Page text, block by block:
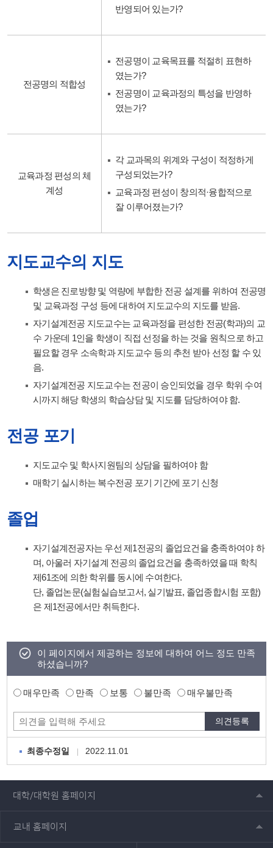
반영되어 있는가?
전공명의 적합성
전공명이 교육목표를 적절히 표현하
였는가?
전공명이 교육과정의 특성을 반영하
였는가?
교육과정 편성의 체
계성
각 교과목의 위계와 구성이 적정하게
구성되었는가?
교육과정 편성이 창의적·융합적으로
잘 이루어졌는가?
지도교수의 지도
학생은 진로방향 및 역량에 부합한 전공 설계를 위하여 전공명
및 교육과정 구성 등에 대하여 지도교수의 지도를 받음.
자기설계전공 지도교수는 교육과정을 편성한 전공(학과)의 교
수 가운데 1인을 학생이 직접 선정을 하는 것을 원칙으로 하고
필요할 경우 소속학과 지도교수 등의 추천 받아 선정 할 수 있
음.
자기설계전공 지도교수는 전공이 승인되었을 경우 학위 수여
시까지 해당 학생의 학습상담 및 지도를 담당하여야 함.
전공 포기
지도교수 및 학사지원팀의 상담을 필하여야 함
매학기 실시하는 복수전공 포기 기간에 포기 신청
졸업
자기설계전공자는 우선 제1전공의 졸업요건을 충족하여야 하
며, 아울러 자기설계 전공의 졸업요건을 충족하였을 때 학칙
제61조에 의한 학위를 동시에 수여한다.
단, 졸업논문(실험실습보고서, 실기발표, 졸업종합시험 포함)
은 제1전공에서만 취득한다.
이 페이지에서 제공하는 정보에 대하여 어느 정도 만족
하셨습니까?
매우만족 만족 보통 불만족 매우불만족
최종수정일 2022.11.01
대학/대학원 홈페이지
교내 홈페이지